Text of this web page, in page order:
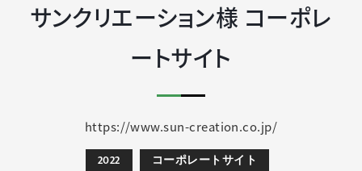
サンクリエーション様 コーポレ
ートサイト
https://www.sun-creation.co.jp/
2022 コーポレートサイト